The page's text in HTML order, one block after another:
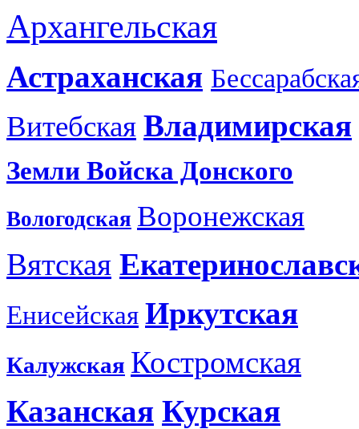
Архангельская
Астраханская
Витебская Владимирская
Земли Войска Донского
Вологодская Воронежская
Вятская
Енисейская Иркутская
Калужская Костромская
Казанская Курская